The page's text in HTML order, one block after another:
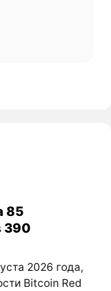
85
390
2026 года,
Bitcoin Red